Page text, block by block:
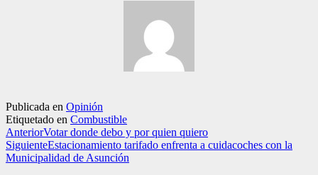
Publicada en Opinión
Etiquetado en Combustible
AnteriorVotar donde debo y por quien quiero
SiguienteEstacionamiento tarifado enfrenta a cuidacoches con la
Municipalidad de Asunción